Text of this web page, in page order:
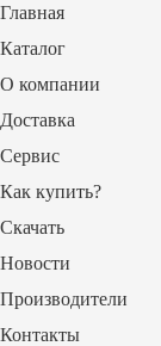
Главная
Каталог
О компании
Доставка
Сервис
Как купить?
Скачать
Новости
Производители
Контакты